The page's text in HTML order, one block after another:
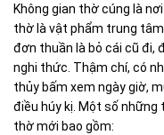
Không gian thờ cúng là
thờ là vật phẩm trung
đơn thuần là bỏ cái cũ đi,
nghi thức. Thậm chí, có
thủy bấm xem ngày giờ,
điều húy kị. Một số
thờ mới bao gồm: